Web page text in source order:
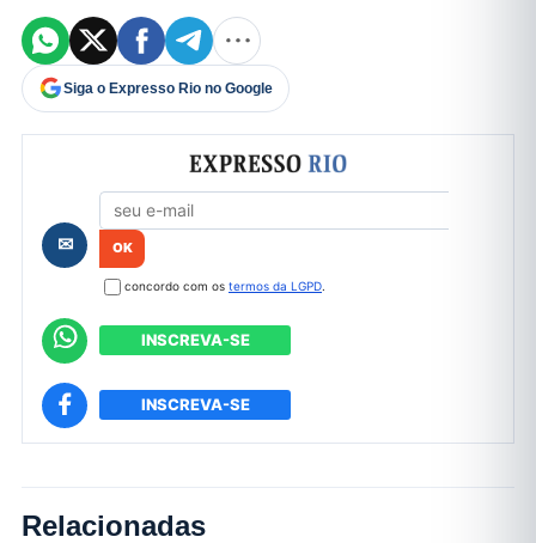
Siga o Expresso Rio no Google
Formulário de cadastro
✉
concordo com os termos da LGPD.
INSCREVA-SE
INSCREVA-SE
Relacionadas